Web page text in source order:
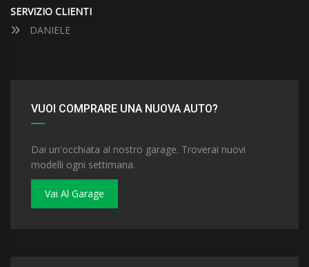
SERVIZIO CLIENTI
DANIELE
VUOI COMPRARE UNA NUOVA AUTO?
Dai un'occhiata al nostro garage. Troverai nuovi
modelli ogni settimana.
Vai Al Garage